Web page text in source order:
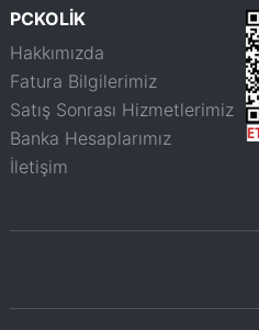
PCKOLİK
Hakkımızda
Fatura Bilgilerimiz
Satış Sonrası Hizmetlerimiz
Banka Hesaplarımız
İletişim